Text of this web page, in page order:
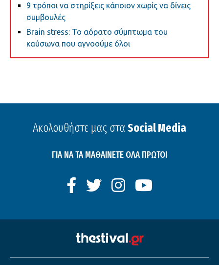
9 τρόποι να στηρίξεις κάποιον χωρίς να δίνεις
συμβουλές
Brain stress: Το αόρατο σύμπτωμα του
καύσωνα που αγνοούμε όλοι
Ακολουθήστε μας στα Social Media
ΓΙΑ ΝΑ ΤΑ ΜΑΘΑΙΝΕΤΕ ΟΛΑ ΠΡΩΤΟΙ